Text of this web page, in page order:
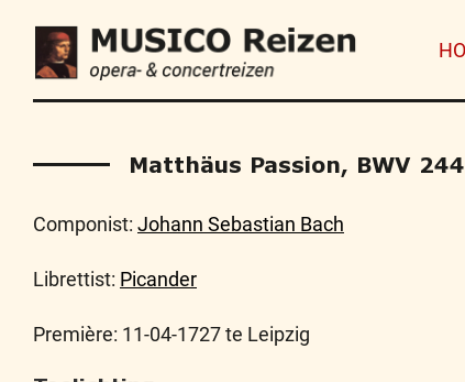
Matthäus Passion, BWV
Componist: Johann Sebastian Bach
Librettist: Picander
Première: 11-04-1727 te Leipzig